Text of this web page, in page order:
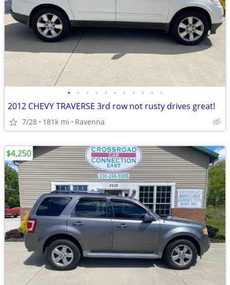
• • • • • • • • • • •
2012 CHEVY TRAVERSE 3rd row not rusty drives great!
7/28 181k mi Ravenna
$4,250